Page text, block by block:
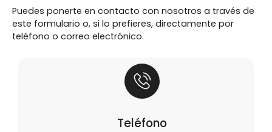
Puedes ponerte en contacto con nosotros a través de
este formulario o, si lo prefieres, directamente por
teléfono o correo electrónico.
Teléfono